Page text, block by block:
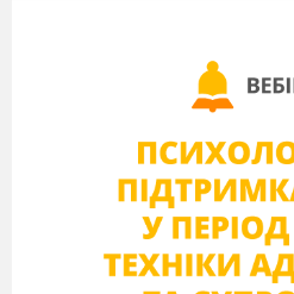
Was esst ihr gern?
Und du, Sch4? Was isst du
Und mittags, Sch6? Und